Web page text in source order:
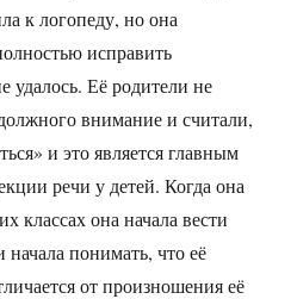
к логопеду, но она
исправить
удалось. Её родители не
внимание и считали,
и это является главным
речи у детей. Когда она
классах она начала вести
начала понимать, что её
от произношения её